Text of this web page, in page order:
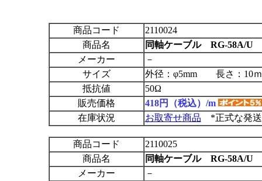
商品コード
2110024
商品名
同軸ケーブル RG-58A/U
メーカー
－
サイズ
外径：φ5mm 長さ：10
抵抗値
50Ω
販売価格
418円（税込）/m
在庫状況
お取寄せ商品 *正式な発送
商品コード
2110025
商品名
同軸ケーブル RG-58A/
メーカー
－